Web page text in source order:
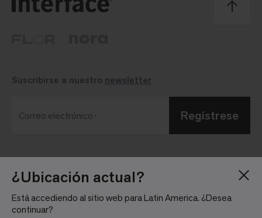
¿Ubicación actual?
Está accediendo al sitio web para Latin America. ¿Desea
continuar?
Blog
Trabaja con nosotros
Sala de Prensa
Inversionistas
Suscribirse a nuestro newsletter
Correo electrónico Regístrese